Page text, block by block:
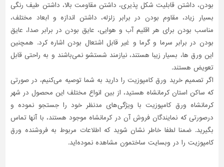
تاسیسات
ساختمان
شهرسازی،
ترافیک
و
سازه
سایر
بودن، داشتن قابلیت شکل پذیری، داشتن مقاومت بالا، داشتن طیف رنگی
بسیار زیاد، مقاوم بودن در برابر زلزله، داشتن اندازه و ابعاد مختلف،
مناسب بودن برای هر اقلیم آب و هوایی، عایق بودن در برابر صدا، عایق
بودن در برابر سرما و گرما و غیر قابل اشتعال بودن اشاره کرد. همچنین
این ورق ها، بسیار زیبا هستند، نیازمند شستشو نمی‌باشند و به راحتی قابل
تعویض هستند.
اگر تصمیم خرید ورق کامپوزیت را دارید به شما توصیه می‌کنیم، در صورتی
که ساکن استان کرمانشاه هستید، از بین انواع مختلف این محصول در شهر
کرمانشاه ورق کامپوزیت با ویژگی‌های مدنظر خود را جستجو نموده و
درصورتی‌ که نمایندگان فروش آن در کرمانشاه موجود هستند، با آنها تماس
بگیرید. ضمنا لطفا خاطر نشان شوید که اطلاعات مربوط به فروشنده ورق
کامپوزیت را در وبسایت ساختمون مشاهده نموده‌اید.